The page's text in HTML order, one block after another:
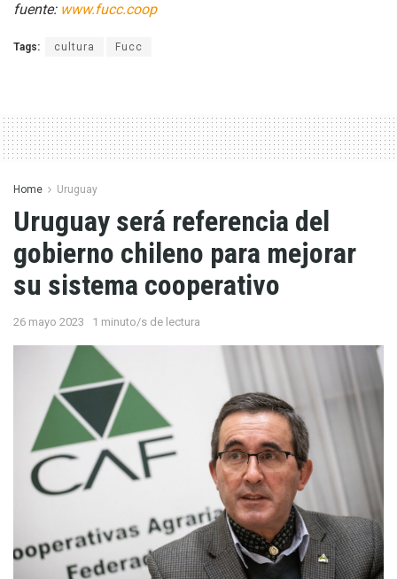
fuente: www.fucc.coop
Tags: cultura Fucc
Home Uruguay
Uruguay será referencia del
gobierno chileno para mejorar
su sistema cooperativo
26 mayo 2023 1 minuto/s de lectura